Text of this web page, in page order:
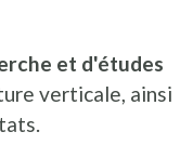
et d'études
verticale, ainsi